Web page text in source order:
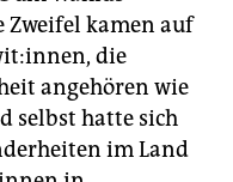
Zweifel kamen auf
die
angehören wie
selbst hatte sich
im Land